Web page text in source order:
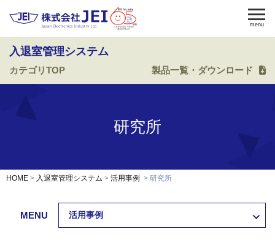
認証端末
menu
入退室管理システム
カテゴリTOP 製品一覧・ダウンロード
研究所
HOME 入退室管理システム 活用事例 研究所
MENU 活用事例